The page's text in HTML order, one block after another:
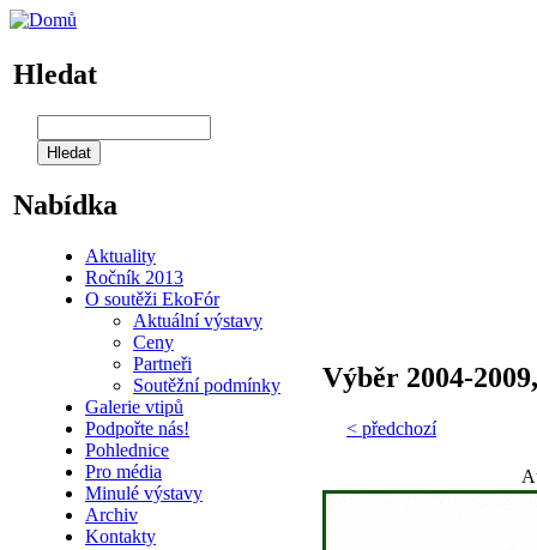
Hledat
Nabídka
Aktuality
Ročník 2013
O soutěži EkoFór
Aktuální výstavy
Ceny
Partneři
Soutěžní podmínky
Galerie vtipů
Podpořte nás!
Pohlednice
Pro média
Minulé výstavy
Archiv
Kontakty
Výběr 2004-
< předchozí